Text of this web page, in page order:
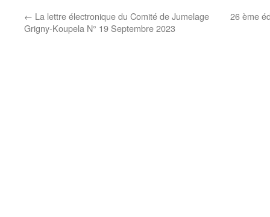
← La lettre électronique du Comité de Jumelage
Grigny-Koupela N° 19 Septembre 2023
26 ème